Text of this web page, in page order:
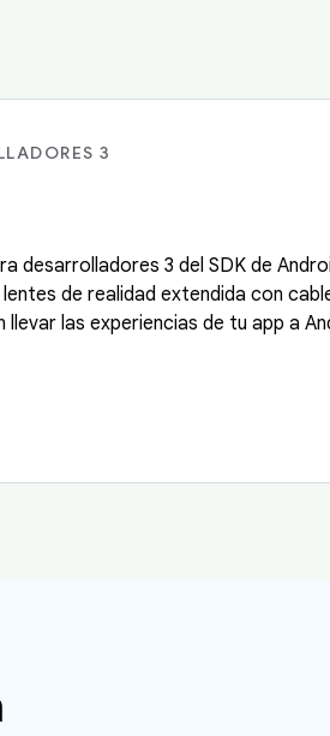
3
desarrolladores 3 del SDK de
de realidad extendida con
las experiencias de tu app a